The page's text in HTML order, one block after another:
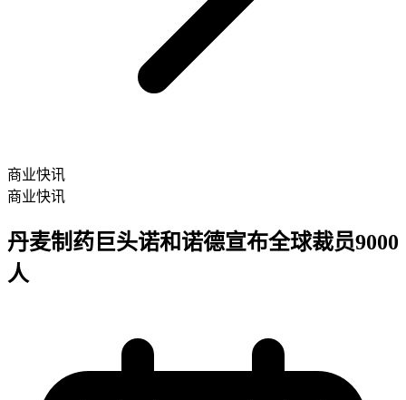
商业快讯
商业快讯
丹麦制药巨头诺和诺德宣布全球裁员9000
人